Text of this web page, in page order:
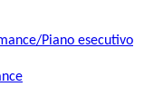
Piano esecutivo